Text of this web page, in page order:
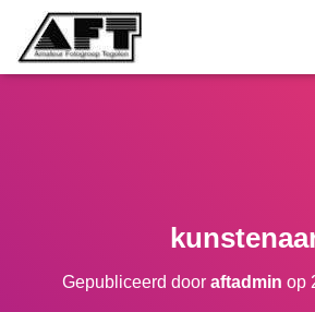
Gepubliceerd door aftadmin op